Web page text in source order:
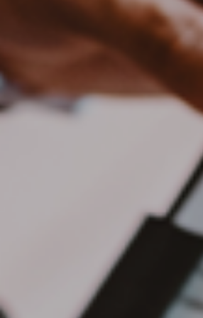
Bulgaria
Czechia
Denmark
France
Germany
Iceland
Nous contacter
Carrières